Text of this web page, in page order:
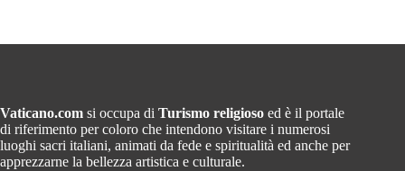
Vaticano.com si occupa di Turismo religioso ed è il portale
di riferimento per coloro che intendono visitare i numerosi
luoghi sacri italiani, animati da fede e spiritualità ed anche per
apprezzarne la bellezza artistica e culturale.